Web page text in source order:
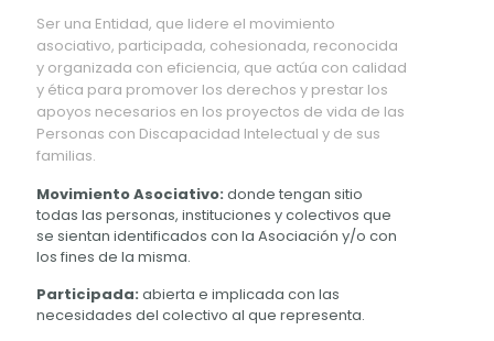
Ser una Entidad, que lidere el movimiento
asociativo, participada, cohesionada, reconocida
y organizada con eficiencia, que actúa con calidad
y ética para promover los derechos y prestar los
apoyos necesarios en los proyectos de vida de las
Personas con Discapacidad Intelectual y de sus
familias.
Movimiento Asociativo: donde tengan sitio
todas las personas, instituciones y colectivos que
se sientan identificados con la Asociación y/o con
los fines de la misma.
Participada: abierta e implicada con las
necesidades del colectivo al que representa.